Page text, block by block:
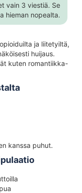
vain 3 viestiä. Se
hieman nopealta.
ja liitetyiltä,
huijaus.
kuten romantiikka-
kanssa puhut.